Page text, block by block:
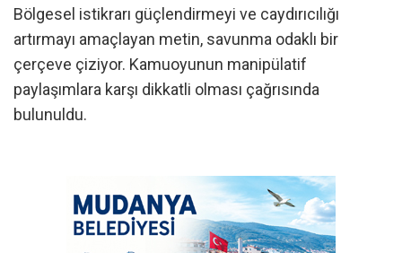
Bölgesel istikrarı güçlendirmeyi ve caydırıcılığı
artırmayı amaçlayan metin, savunma odaklı bir
çerçeve çiziyor. Kamuoyunun manipülatif
paylaşımlara karşı dikkatli olması çağrısında
bulunuldu.